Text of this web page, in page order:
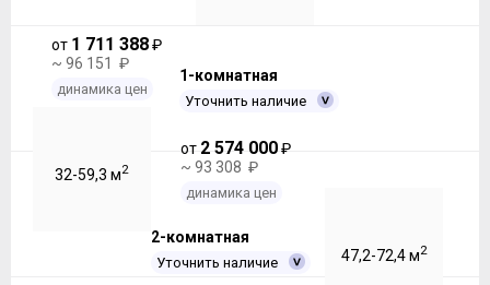
от 1 711 388₽
~ 96 151 ₽
динамика цен
1-комнатная
Уточнить наличие
32-59,3 м2
от 2 574 000₽
~ 93 308 ₽
динамика цен
2-комнатная
Уточнить наличие 47,2-72,4 м2